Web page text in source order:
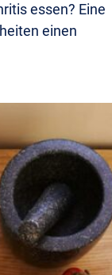
essen? Eine
einen